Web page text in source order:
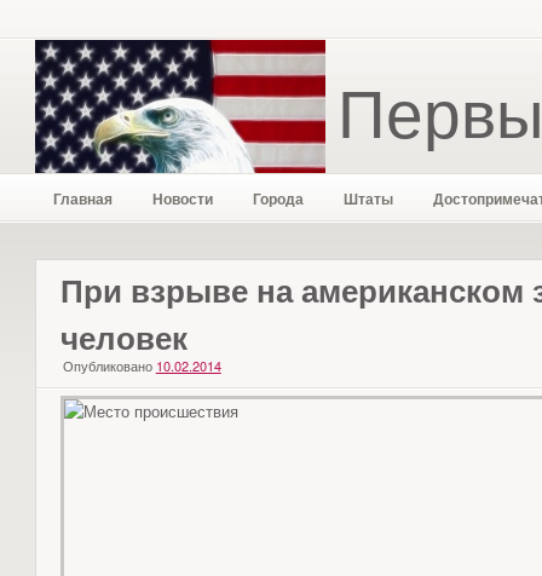
Главная Новости Города Штаты
При взрыве на американском
человек
Опубликовано 10.02.2014